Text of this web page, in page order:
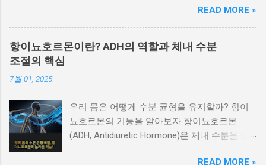
으로, 특히 밤에 가려움이 심해지는 것이 특징입
니다. 가려운 부위가 손가락 사이, 겨드랑이, 배
꼽 주변이라면 옴의 가능성이 높습니다. 붉은 반
급성 두드러기나 알레르기성 피부염 이 생길 수
있습니다. 가렵고, 붉은 발진이 일시적으로 퍼졌
다가 사라지는 증상이 반복된다면 면역 반응과
관련된 피부 질환일 가능성이 큽니다. 물집이 생
기고 터진 자리에 진물이 날 때 대상포진이나 접
딜 때, 말로 표현 못할 만큼 아프더라고요. 처음
엔 대수롭지 않게 생각했는데 이게 점점 심해져
서 결국 병원도 다녀왔습니다. 발가락이 이렇게
나 중요했다는 걸, 직접 아파보고 나서야 알겠더
증: 통풍? 무지외반증? 발가락 마디별 통증 비교
찌릿한 통증의 원인 5가지 갑자기 아픈 발가락,
응급 상황일까? 부위별 자가치료법 한눈에 보기
READ MORE »
항이뇨호르몬이란? ADH의 역할과 체내 수분
조절의 핵심
7월 01, 2025
우리 몸은 어떻게 수분 균형을 유지할까? 항이
뇨호르몬의 기능을 알아보자 항이뇨호르몬
(ADH, Antidiuretic Hormone)은 체내 수분을 일
READ MORE »